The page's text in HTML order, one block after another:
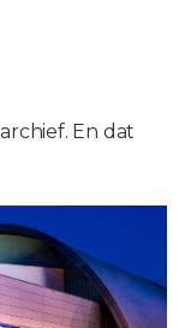
En dat